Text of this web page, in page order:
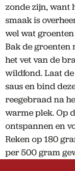
zonde zijn, want
smaak is
wel wat
Bak de groenten
het vet van de
wildfond. Laat
saus en bind
reegebraad na
warme plek. Op
ontspannen en
Reken op 180
per 500 gram